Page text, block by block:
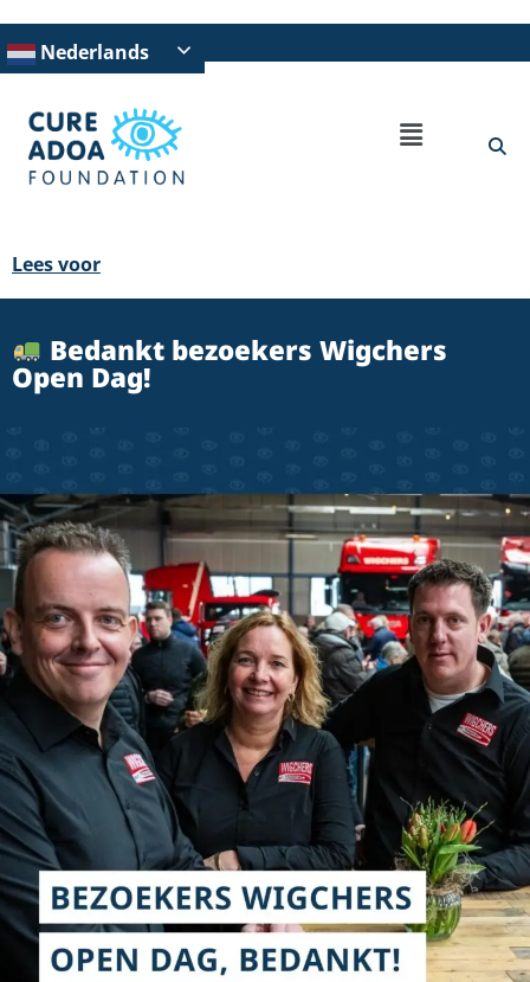
Nederlands
Lees voor
Bedankt bezoekers Wigchers
Open Dag!